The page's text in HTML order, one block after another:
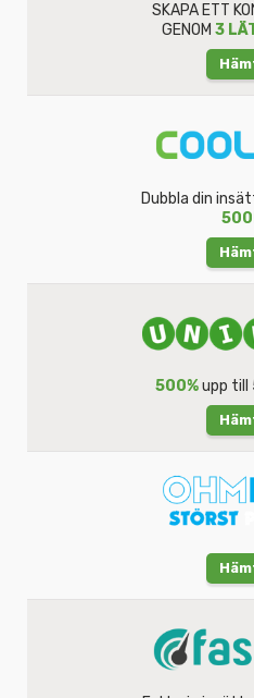
SKAPA ETT
GENOM 3
Dubbla din
500%upp till